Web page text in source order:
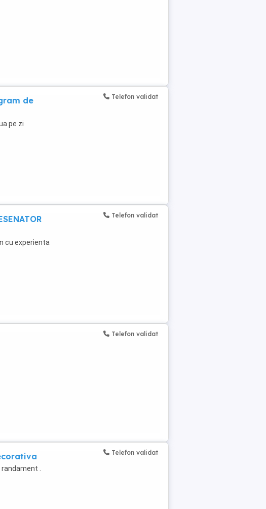
de
pe zi
Telefon validat
cu experienta
Telefon validat
Telefon validat
.
Telefon validat